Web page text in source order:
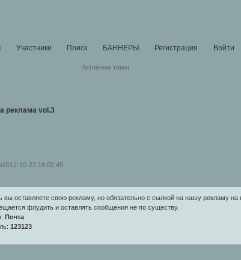
Участники Поиск БАННЕРЫ Регистрация Войти
Активные темы
реклама vol.3
2012-10-22 18:02:45
вы оставляете свою рекламу, но обязательно с сылкой на нашу рекламу
флудить и оставлять сообщения не по существу.
Почта
123123